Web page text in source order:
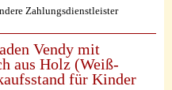
Zahlungsdienstleister
Vendy mit
aus Holz (Weiß-
für Kinder